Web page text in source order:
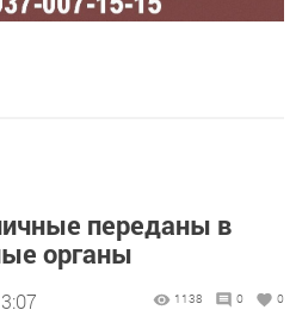
переданы в
органы
1138 0 0